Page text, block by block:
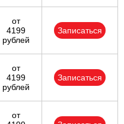
от
4199
рублей
Записаться
от
4199
рублей
Записаться
от